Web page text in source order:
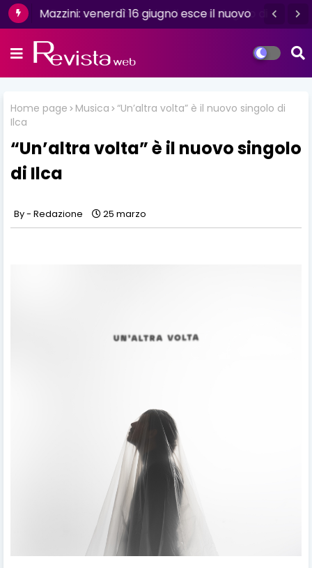
Mazzini: venerdì 16 giugno esce il nuovo
Home page Musica “Un’altra volta” è il nuovo singolo di
Ilca
“Un’altra volta” è il nuovo singolo
di Ilca
Redazione 25 marzo